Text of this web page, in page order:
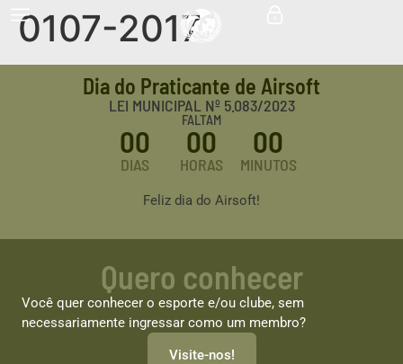
0107-2017
Dia do Praticante de Airsoft
LEI MUNICIPAL Nº 5.083/2023
FALTAM
00
DIAS
00
HORAS
00
MINUTOS
Feliz dia do Airsoft!
Quero conhecer
Você quer conhecer o esporte e/ou clube, sem
necessariamente ingressar como um membro?
Visite-nos!